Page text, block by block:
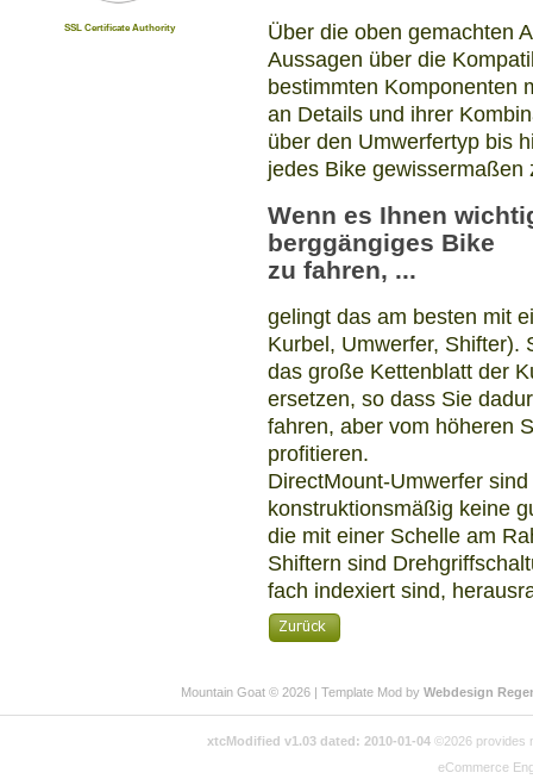
SSL Certificate Authority
Über die oben gemachten
Aussagen über die
bestimmten Komponenten
an Details und ihrer
über den Umwerfertyp bis
jedes Bike
Wenn es Ihnen
berggängiges Bike
zu fahren, ...
gelingt das am besten mit
Kurbel, Umwerfer, Shifter).
das große Kettenblatt der
ersetzen, so dass Sie
fahren, aber vom höheren
profitieren.
DirectMount-Umwerfer
konstruktionsmäßig keine
die mit einer Schelle am
Shiftern sind
fach indexiert sind,
Mountain Goat © 2026 | Template Mod by Webdesign
xtcModified v1.03 dated: 2010-01-04©2026 provides
eCommerce